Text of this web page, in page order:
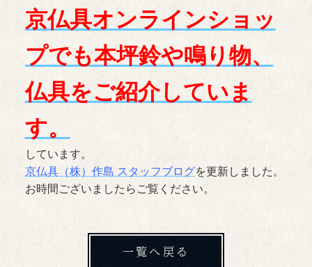
京仏具オンラインショッ
プでも本坪鈴や鳴り物、
仏具をご紹介していま
す。
しています。
京仏具（株）作島 スタッフブログを更新しました。
お時間ございましたらご覧ください。
一覧へ戻る